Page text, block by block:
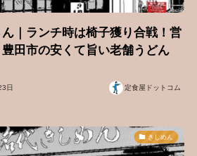
｜ランチ時は椅子獲り合戦！営
田市の安くて旨い老舗うどん
日 定食屋ドットコム
きしめん